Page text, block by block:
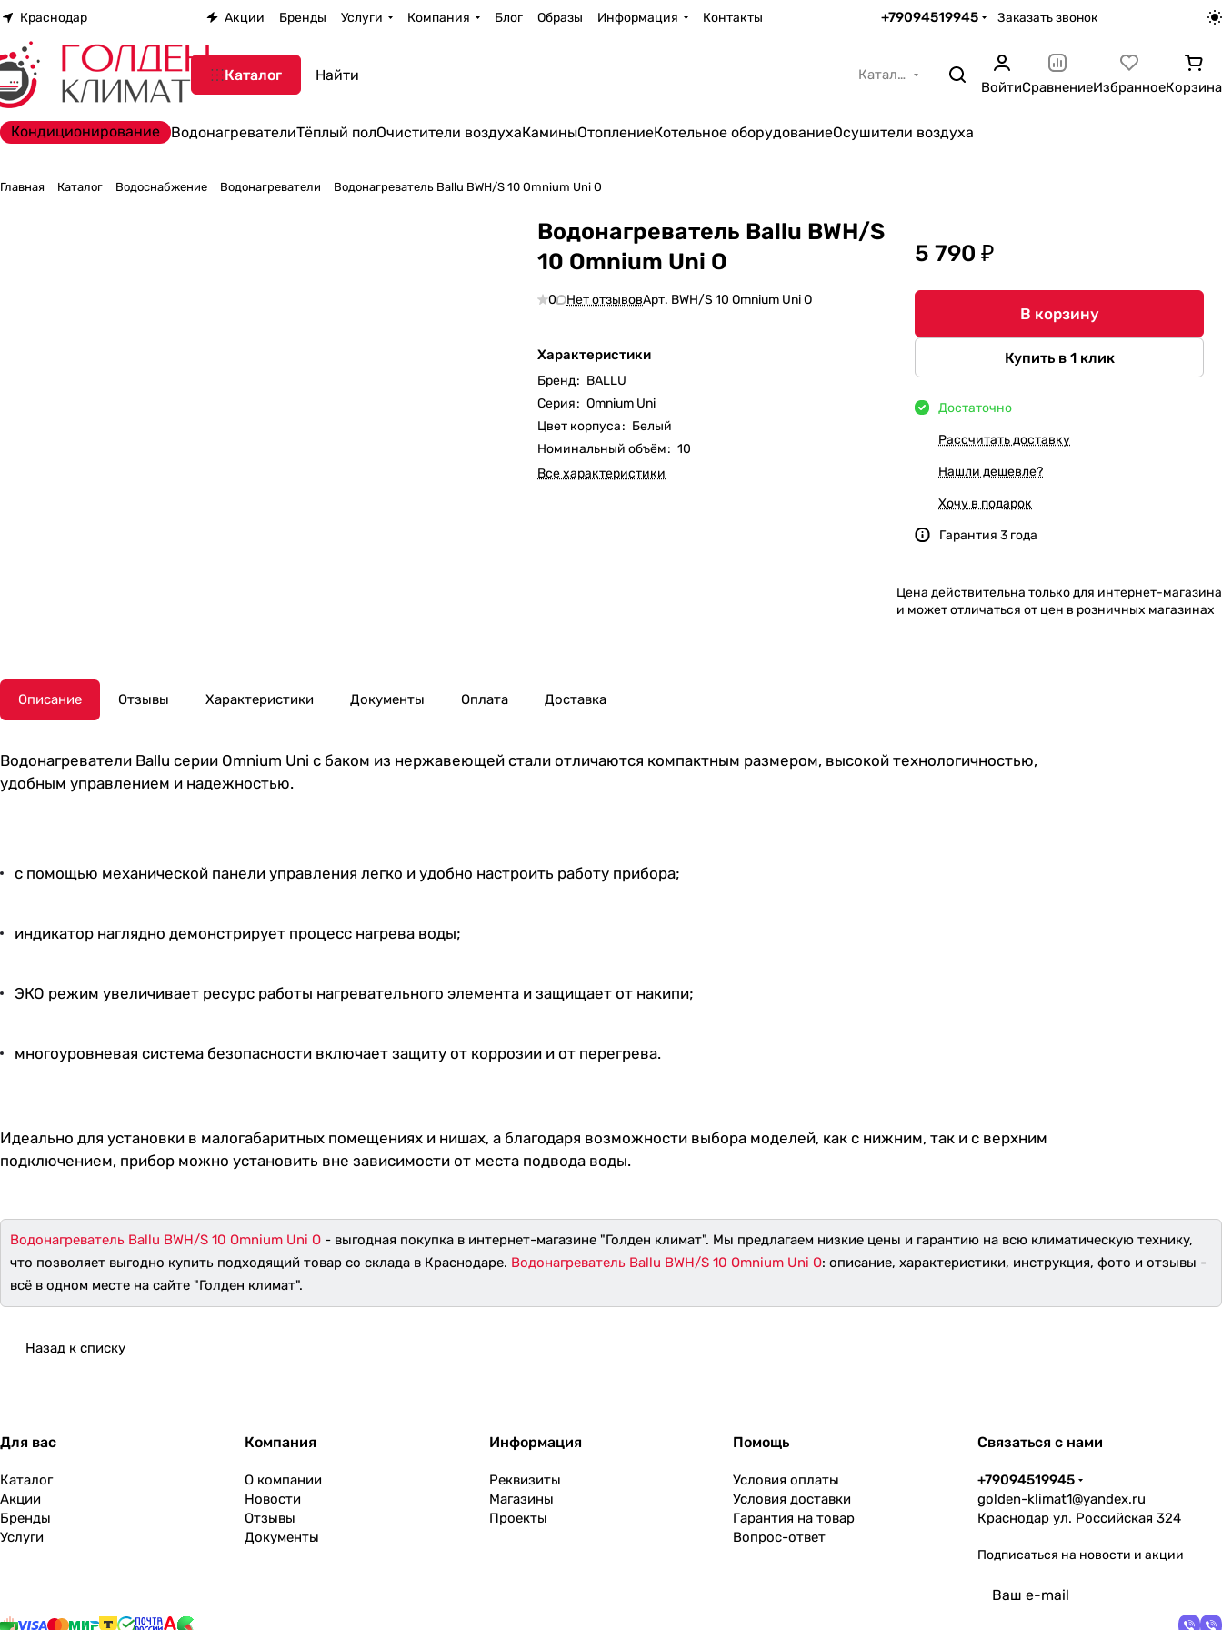
Краснодар Акции Бренды Услуги Компания Блог Образы Информация Контакты +79094519945 Заказать звонок
Каталог Каталог
ВойтиСравнениеИзбранноеКорзина
Кондиционирование ВодонагревателиТёплый полОчистители воздухаКаминыОтоплениеКотельное оборудованиеОсушители воздуха
Главная Каталог Водоснабжение Водонагреватели Водонагреватель Ballu BWH/S 10 Omnium Uni O
Водонагреватель Ballu BWH/S
10 Omnium Uni O
0 Нет отзывовАрт. BWH/S 10 Omnium Uni O
Характеристики
Бренд: BALLU
Серия: Omnium Uni
Цвет корпуса: Белый
Номинальный объём: 10
Все характеристики
5 790 ₽
В корзину
Купить в 1 клик
Достаточно
Рассчитать доставку
Нашли дешевле?
Хочу в подарок
Гарантия 3 года
Цена действительна только для интернет-магазина
и может отличаться от цен в розничных магазинах
Описание Отзывы Характеристики Документы Оплата Доставка
Водонагреватели Ballu серии Omnium Uni с баком из нержавеющей стали отличаются компактным размером, высокой технологичностью,
удобным управлением и надежностью.
с помощью механической панели управления легко и удобно настроить работу прибора;
индикатор наглядно демонстрирует процесс нагрева воды;
ЭКО режим увеличивает ресурс работы нагревательного элемента и защищает от накипи;
многоуровневая система безопасности включает защиту от коррозии и от перегрева.
Идеально для установки в малогабаритных помещениях и нишах, а благодаря возможности выбора моделей, как с нижним, так и с верхним
подключением, прибор можно установить вне зависимости от места подвода воды.
Водонагреватель Ballu BWH/S 10 Omnium Uni O - выгодная покупка в интернет-магазине "Голден климат". Мы предлагаем низкие цены и гарантию на всю климатическую технику,
что позволяет выгодно купить подходящий товар со склада в Краснодаре. Водонагреватель Ballu BWH/S 10 Omnium Uni O: описание, характеристики, инструкция, фото и отзывы -
всё в одном месте на сайте "Голден климат".
Назад к списку
Для вас
Каталог
Акции
Бренды
Услуги
Компания
О компании
Новости
Отзывы
Документы
Информация
Реквизиты
Магазины
Проекты
Помощь
Условия оплаты
Условия доставки
Гарантия на товар
Вопрос-ответ
Связаться с нами
+79094519945
golden-klimat1@yandex.ru
Краснодар ул. Российская 324
Подписаться на новости и акции